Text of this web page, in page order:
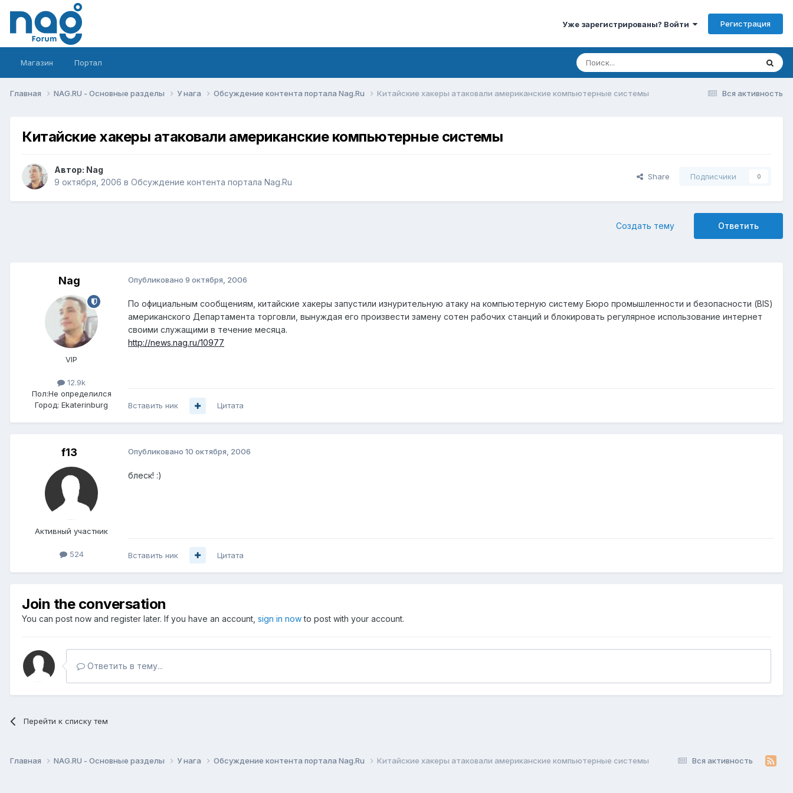
Уже зарегистрированы? Войти Регистрация
Магазин Портал
Вся активность
Главная NAG.RU - Основные разделы У нага Обсуждение контента портала Nag.Ru Китайские хакеры атаковали американские компьютерные системы
Китайские хакеры атаковали американские компьютерные системы
Автор: Nag
9 октября, 2006 в Обсуждение контента портала Nag.Ru
Share Подписчики 0
Ответить
Создать тему
Nag
VIP
12.9k
Пол:Не определился
Город: Ekaterinburg
Опубликовано 9 октября, 2006
По официальным сообщениям, китайские хакеры запустили изнурительную атаку на компьютерную систему Бюро промышленности и безопасности (BIS)
американского Департамента торговли, вынуждая его произвести замену сотен рабочих станций и блокировать регулярное использование интернет
своими служащими в течение месяца.
http://news.nag.ru/10977
Вставить ник Цитата
f13
Активный участник
524
Опубликовано 10 октября, 2006
блеск! :)
Вставить ник Цитата
Join the conversation
You can post now and register later. If you have an account, sign in nowto post with your account.
Ответить в тему...
Перейти к списку тем
Вся активность
Главная NAG.RU - Основные разделы У нага Обсуждение контента портала Nag.Ru Китайские хакеры атаковали американские компьютерные системы